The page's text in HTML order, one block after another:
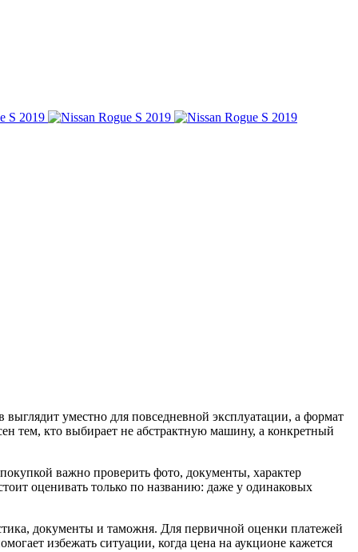
уместно для повседневной эксплуатации, а формат
тем, кто выбирает не абстрактную машину, а конкретный
важно проверить фото, документы, характер
оценивать только по названию: даже у одинаковых
документы и таможня. Для первичной оценки платежей
избежать ситуации, когда цена на аукционе кажется